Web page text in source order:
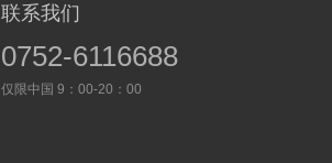
联系我们
0752-6116688
仅限中国 9：00-20：00